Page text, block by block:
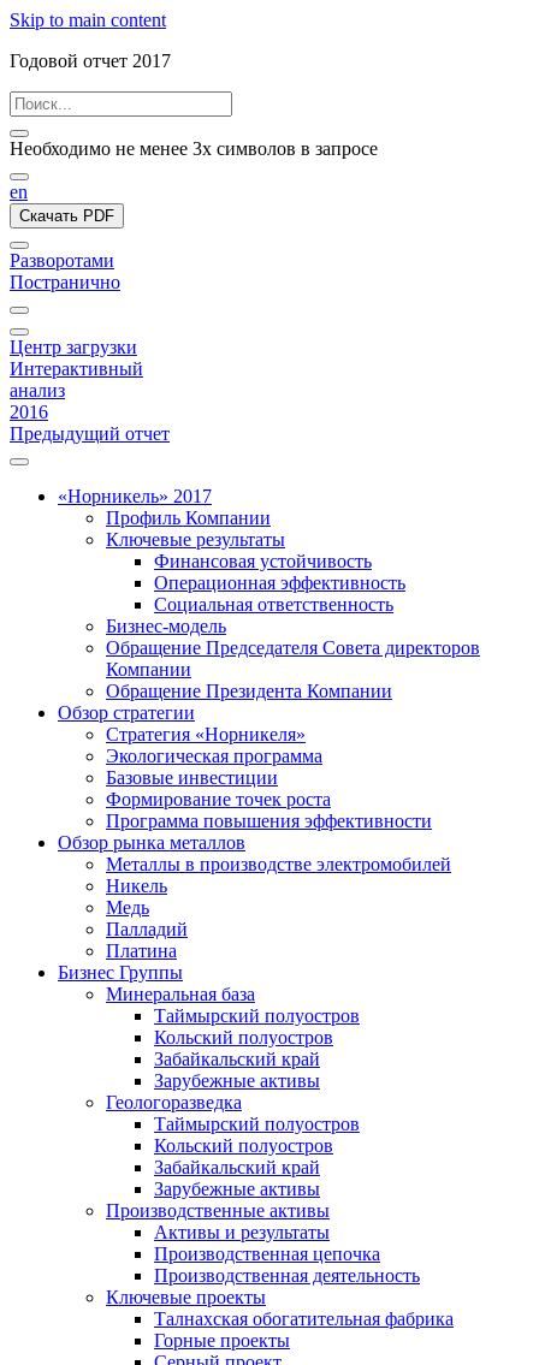
Skip to main content
Годовой отчет 2017
Необходимо не менее 3х символов в запросе
en
Скачать PDF
Разворотами
Постранично
Центр загрузки
Интерактивный
анализ
2016
Предыдущий отчет
«Норникель» 2017
Профиль Компании
Ключевые результаты
Финансовая устойчивость
Операционная эффективность
Социальная ответственность
Бизнес-модель
Обращение Председателя Совета директоров
Компании
Обращение Президента Компании
Обзор стратегии
Стратегия «Норникеля»
Экологическая программа
Базовые инвестиции
Формирование точек роста
Программа повышения эффективности
Обзор рынка металлов
Металлы в производстве электромобилей
Никель
Медь
Палладий
Платина
Бизнес Группы
Минеральная база
Таймырский полуостров
Кольский полуостров
Забайкальский край
Зарубежные активы
Геологоразведка
Таймырский полуостров
Кольский полуостров
Забайкальский край
Зарубежные активы
Производственные активы
Активы и результаты
Производственная цепочка
Производственная деятельность
Ключевые проекты
Талнахская обогатительная фабрика
Горные проекты